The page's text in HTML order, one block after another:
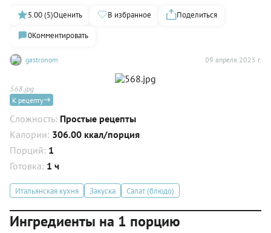
gastronom 09 апреля 2025 г.
5.00 (5)Оценить В избранное
Поделиться
0Комментировать
568.jpg
К рецепту
Сложность: Простые рецепты
Калории: 306.00 ккал/порция
Порций: 1
Готовка: 1 ч
Итальянская кухня Закуска Салат (блюдо)
Ингредиенты на 1 порцию